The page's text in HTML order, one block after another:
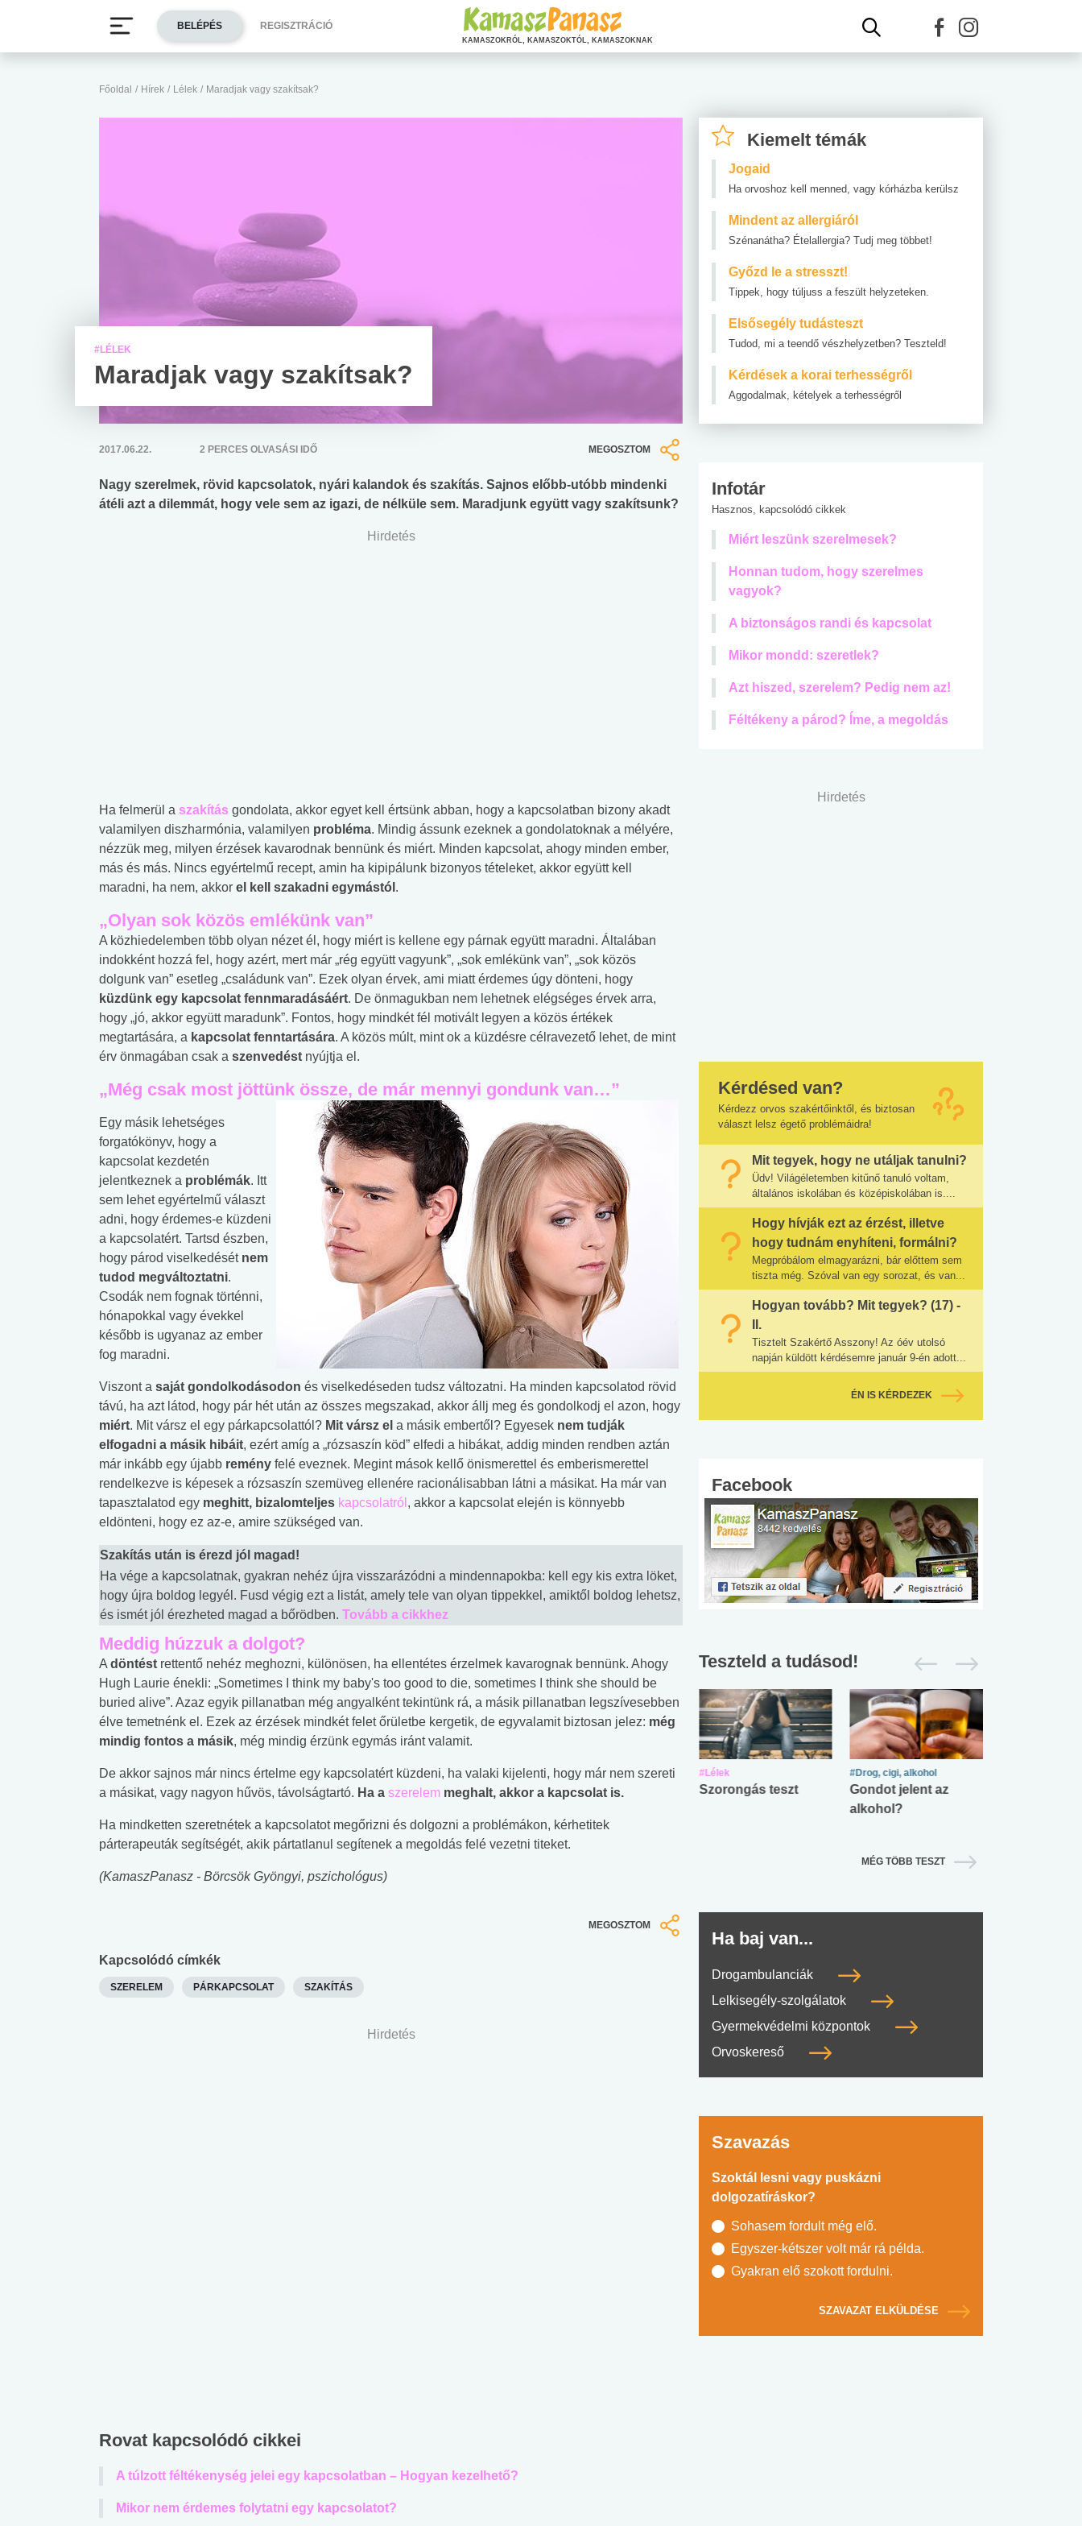
Főoldal / Hírek / Lélek / Maradjak vagy szakítsak?
#LÉLEK
Maradjak vagy szakítsak?
2017.06.22. 2 PERCES OLVASÁSI IDŐ MEGOSZTOM
Nagy szerelmek, rövid kapcsolatok, nyári kalandok és szakítás. Sajnos előbb-utóbb mindenki
átéli azt a dilemmát, hogy vele sem az igazi, de nélküle sem. Maradjunk együtt vagy szakítsunk?
Hirdetés
Ha felmerül a szakítás gondolata, akkor egyet kell értsünk abban, hogy a kapcsolatban bizony akadt
valamilyen diszharmónia, valamilyen probléma. Mindig ássunk ezeknek a gondolatoknak a mélyére,
nézzük meg, milyen érzések kavarodnak bennünk és miért. Minden kapcsolat, ahogy minden ember,
más és más. Nincs egyértelmű recept, amin ha kipipálunk bizonyos tételeket, akkor együtt kell
maradni, ha nem, akkor el kell szakadni egymástól .
„Olyan sok közös emlékünk van”
A közhiedelemben több olyan nézet él, hogy miért is kellene egy párnak együtt maradni. Általában
indokként hozzá fel, hogy azért, mert már „rég együtt vagyunk”, „sok emlékünk van”, „sok közös
dolgunk van” esetleg „családunk van”. Ezek olyan érvek, ami miatt érdemes úgy dönteni, hogy
küzdünk egy kapcsolat fennmaradásáért. De önmagukban nem lehetnek elégséges érvek arra,
hogy „jó, akkor együtt maradunk”. Fontos, hogy mindkét fél motivált legyen a közös értékek
megtartására, a kapcsolat fenntartására. A közös múlt, mint ok a küzdésre célravezető lehet, de mint
érv önmagában csak a szenvedést nyújtja el.
„Még csak most jöttünk össze, de már mennyi gondunk van…”
Egy másik lehetséges
forgatókönyv, hogy a
kapcsolat kezdetén
jelentkeznek a problémák. Itt
sem lehet egyértelmű választ
adni, hogy érdemes-e küzdeni
a kapcsolatért. Tartsd észben,
hogy párod viselkedésétnem
tudod megváltoztatni.
Csodák nem fognak történni,
hónapokkal vagy évekkel
később is ugyanaz az ember
fog maradni.
Viszont a saját gondolkodásodon és viselkedéseden tudsz változatni. Ha minden kapcsolatod rövid
távú, ha azt látod, hogy pár hét után az összes megszakad, akkor állj meg és gondolkodj el azon, hogy
miért. Mit vársz el egy párkapcsolattól? Mit vársz el a másik embertől? Egyesek nem tudják
elfogadni a másik hibáit, ezért amíg a „rózsaszín köd” elfedi a hibákat, addig minden rendben aztán
már inkább egy újabb remény felé eveznek. Megint mások kellő önismerettel és emberismerettel
rendelkezve is képesek a rózsaszín szemüveg ellenére racionálisabban látni a másikat. Ha már van
tapasztalatod egy meghitt, bizalomteljes kapcsolatról , akkor a kapcsolat elején is könnyebb
eldönteni, hogy ez az-e, amire szükséged van.
Szakítás után is érezd jól magad!
Ha vége a kapcsolatnak, gyakran nehéz újra visszarázódni a mindennapokba: kell egy kis extra löket,
hogy újra boldog legyél. Fusd végig ezt a listát, amely tele van olyan tippekkel, amiktől boldog lehetsz,
és ismét jól érezheted magad a bőrödben. Tovább a cikkhez
Meddig húzzuk a dolgot?
A döntést rettentő nehéz meghozni, különösen, ha ellentétes érzelmek kavarognak bennünk. Ahogy
Hugh Laurie énekli: „Sometimes I think my baby's too good to die, sometimes I think she should be
buried alive”. Azaz egyik pillanatban még angyalként tekintünk rá, a másik pillanatban legszívesebben
élve temetnénk el. Ezek az érzések mindkét felet őrületbe kergetik, de egyvalamit biztosan jelez: még
mindig fontos a másik, még mindig érzünk egymás iránt valamit.
De akkor sajnos már nincs értelme egy kapcsolatért küzdeni, ha valaki kijelenti, hogy már nem szereti
a másikat, vagy nagyon hűvös, távolságtartó. Ha a szerelem meghalt, akkor a kapcsolat is.
Ha mindketten szeretnétek a kapcsolatot megőrizni és dolgozni a problémákon, kérhetitek
párterapeuták segítségét, akik pártatlanul segítenek a megoldás felé vezetni titeket.
(KamaszPanasz - Börcsök Gyöngyi, pszichológus)
MEGOSZTOM
Kapcsolódó címkék
SZERELEM PÁRKAPCSOLAT SZAKÍTÁS
Hirdetés
Rovat kapcsolódó cikkei
A túlzott féltékenység jelei egy kapcsolatban – Hogyan kezelhető?
Mikor nem érdemes folytatni egy kapcsolatot?
Kiemelt témák
Jogaid
Ha orvoshoz kell menned, vagy kórházba kerülsz
Mindent az allergiáról
Szénanátha? Ételallergia? Tudj meg többet!
Győzd le a stresszt!
Tippek, hogy túljuss a feszült helyzeteken.
Elsősegély tudásteszt
Tudod, mi a teendő vészhelyzetben? Teszteld!
Kérdések a korai terhességről
Aggodalmak, kételyek a terhességről
Infotár
Hasznos, kapcsolódó cikkek
Miért leszünk szerelmesek?
Honnan tudom, hogy szerelmes
vagyok?
A biztonságos randi és kapcsolat
Mikor mondd: szeretlek?
Azt hiszed, szerelem? Pedig nem az!
Féltékeny a párod? Íme, a megoldás
Hirdetés
Kérdésed van?
Kérdezz orvos szakértőinktől, és biztosan
választ lelsz égető problémáidra!
Mit tegyek, hogy ne utáljak tanulni?
Üdv! Világéletemben kitűnő tanuló voltam,
általános iskolában és középiskolában is....
Hogy hívják ezt az érzést, illetve
hogy tudnám enyhíteni, formálni?
Megpróbálom elmagyarázni, bár előttem sem
tiszta még. Szóval van egy sorozat, és van...
Hogyan tovább? Mit tegyek? (17) -
II.
Tisztelt Szakértő Asszony! Az óév utolsó
napján küldött kérdésemre január 9-én adott...
ÉN IS KÉRDEZEK
Facebook
Teszteld a tudásod!
#Zöldövezet
Mekkora az ökológiai
#Betegségek
Elsősegély
#Suli, munka
Angol középfokú
No.42
#Suli, munka
Internet-függőség
#Lélek
Szorongás teszt
#Drog, cigi, alkohol
Gondot jelent az
alkohol?
MÉG TÖBB TESZT
Ha baj van...
Drogambulanciák
Lelkisegély-szolgálatok
Gyermekvédelmi központok
Orvoskereső
Szavazás
Szoktál lesni vagy puskázni
dolgozatíráskor?
Sohasem fordult még elő.
Egyszer-kétszer volt már rá példa.
Gyakran elő szokott fordulni.
SZAVAZAT ELKÜLDÉSE
BELÉPÉS REGISZTRÁCIÓ
KAMASZOKRÓL, KAMASZOKTÓL, KAMASZOKNAK